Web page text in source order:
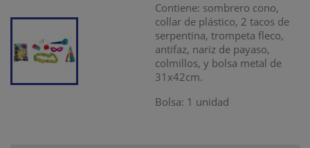
Contiene: sombrero cono,
collar de plástico, 2 tacos de
serpentina, trompeta fleco,
antifaz, nariz de payaso,
colmillos, y bolsa metal de
31x42cm.
Bolsa: 1 unidad